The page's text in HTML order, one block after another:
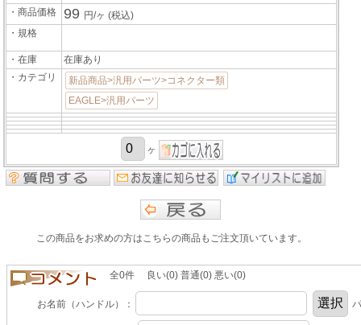
・商品価格 99 円/ヶ(税込)
・規格
・在庫
在庫あり
・カテゴリ
新品商品>汎用パーツ>コネクター類
EAGLE>汎用パーツ
ヶ
この商品をお求めの方はこちらの商品もご注文頂いています。
全0件 良い(0) 普通(0) 悪い(0)
お名前（ハンドル）：